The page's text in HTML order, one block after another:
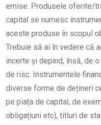
emise. Produsele oferite/
capital se numesc
aceste produse în scopul
Trebuie să ai în vedere că
incerte și depind, însă, de
de risc. Instrumentele
diverse forme de dețineri
pe piața de capital, de
obligațiuni etc), titluri de